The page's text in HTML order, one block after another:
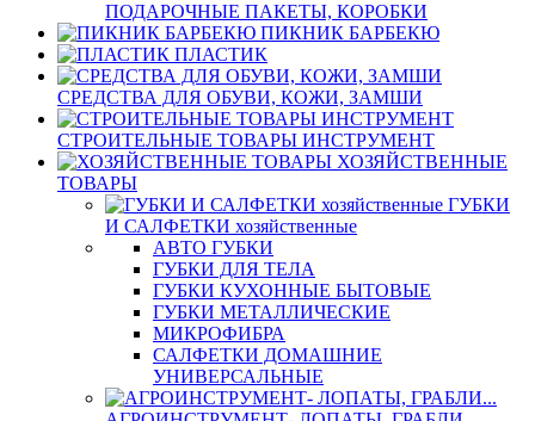
ПОДАРОЧНЫЕ ПАКЕТЫ, КОРОБКИ
ПИКНИК БАРБЕКЮ
ПЛАСТИК
СРЕДСТВА ДЛЯ ОБУВИ, КОЖИ, ЗАМШИ
СТРОИТЕЛЬНЫЕ ТОВАРЫ ИНСТРУМЕНТ
ХОЗЯЙСТВЕННЫЕ
ТОВАРЫ
ГУБКИ
И САЛФЕТКИ хозяйственные
АВТО ГУБКИ
ГУБКИ ДЛЯ ТЕЛА
ГУБКИ КУХОННЫЕ БЫТОВЫЕ
ГУБКИ МЕТАЛЛИЧЕСКИЕ
МИКРОФИБРА
САЛФЕТКИ ДОМАШНИЕ
УНИВЕРСАЛЬНЫЕ